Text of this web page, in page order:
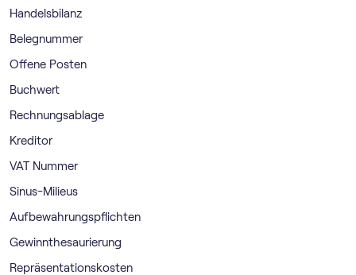
Handelsbilanz
Belegnummer
Offene Posten
Buchwert
Rechnungsablage
Kreditor
VAT Nummer
Sinus-Milieus
Aufbewahrungspflichten
Gewinnthesaurierung
Repräsentationskosten